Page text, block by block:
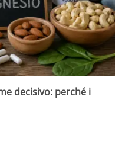
decisivo: perché i